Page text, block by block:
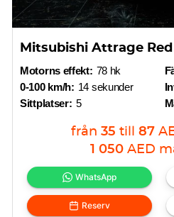
Mitsubishi Attrage Red
Motorns effekt: 78 hk
0-100 km/h: 14 sekunder
Sittplatser: 5
från 35 till 87
1 050 AED
WhatsApp
Reserv